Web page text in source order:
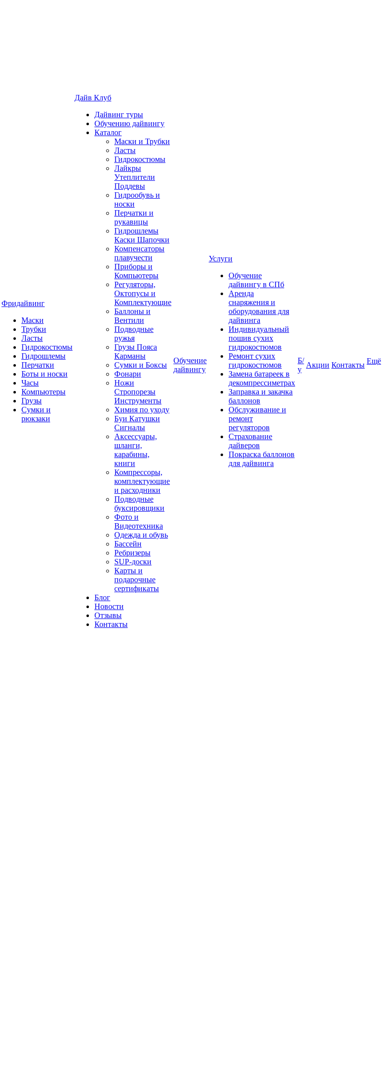
Фридайвинг
Маски
Трубки
Ласты
Гидрокостюмы
Гидрошлемы
Перчатки
Боты и носки
Часы
Компьютеры
Грузы
Сумки и
рюкзаки
Дайв Клуб
Дайвинг туры
Обучению дайвингу
Каталог
Маски и Трубки
Ласты
Гидрокостюмы
Лайкры
Утеплители
Поддевы
Гидрообувь и
носки
Перчатки и
рукавицы
Гидрошлемы
Каски Шапочки
Компенсаторы
плавучести
Приборы и
Компьютеры
Регуляторы,
Октопусы и
Комплектующие
Баллоны и
Вентили
Подводные
ружья
Грузы Пояса
Карманы
Сумки и Боксы
Фонари
Ножи
Стропорезы
Инструменты
Химия по уходу
Буи Катушки
Сигналы
Аксессуары,
шланги,
карабины,
книги
Компрессоры,
комплектующие
и расходники
Подводные
буксировщики
Фото и
Видеотехника
Одежда и обувь
Бассейн
Ребризеры
SUP-доски
Карты и
подарочные
сертификаты
Блог
Новости
Отзывы
Контакты
Обучение
дайвингу
Услуги
Обучение
дайвингу в СПб
Аренда
снаряжения и
оборудования для
дайвинга
Индивидуальный
пошив сухих
гидрокостюмов
Ремонт сухих
гидрокостюмов
Замена батареек в
декомпрессиметрах
Заправка и закачка
баллонов
Обслуживание и
ремонт
регуляторов
Страхование
дайверов
Покраска баллонов
для дайвинга
Б/
у
Акции Контакты Ещё